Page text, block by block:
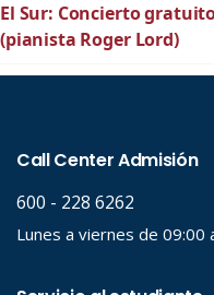
El Sur: Concierto
(pianista Roger Lord)